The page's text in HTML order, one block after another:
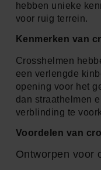
hebben unieke
voor ruig terrein.
Kenmerken van
Crosshelmen
een verlengde
opening voor het
dan straathelmen
verblinding te
Voordelen van
Ontworpen voor